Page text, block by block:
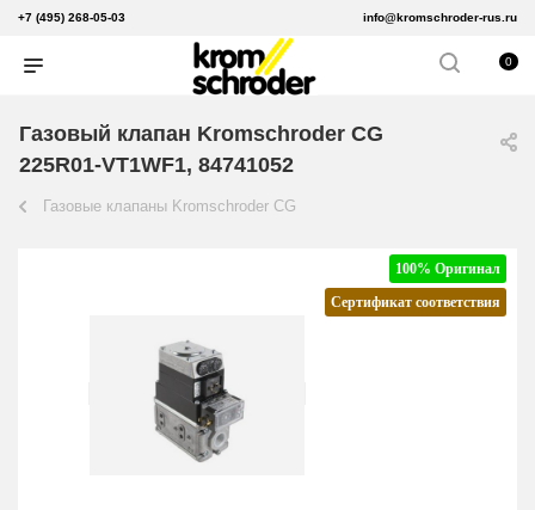
+7 (495) 268-05-03 info@kromschroder-rus.ru
0
Газовый клапан Kromschroder CG
225R01-VT1WF1, 84741052
Газовые клапаны Kromschroder CG
100% Оригинал
Сертификат соответствия